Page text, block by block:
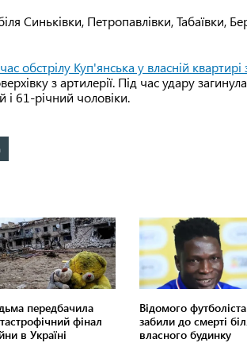
Синьківки, Петропавлівки, Табаївки,
обстрілу Куп'янська у власній
з артилерії. Під час удару
61-річний чоловіки.